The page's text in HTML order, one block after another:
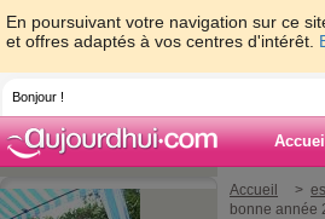
En poursuivant votre navigation sur ce
et offres adaptés à vos centres d'intérêt.
Bonjour !
Accueil >
bonne année